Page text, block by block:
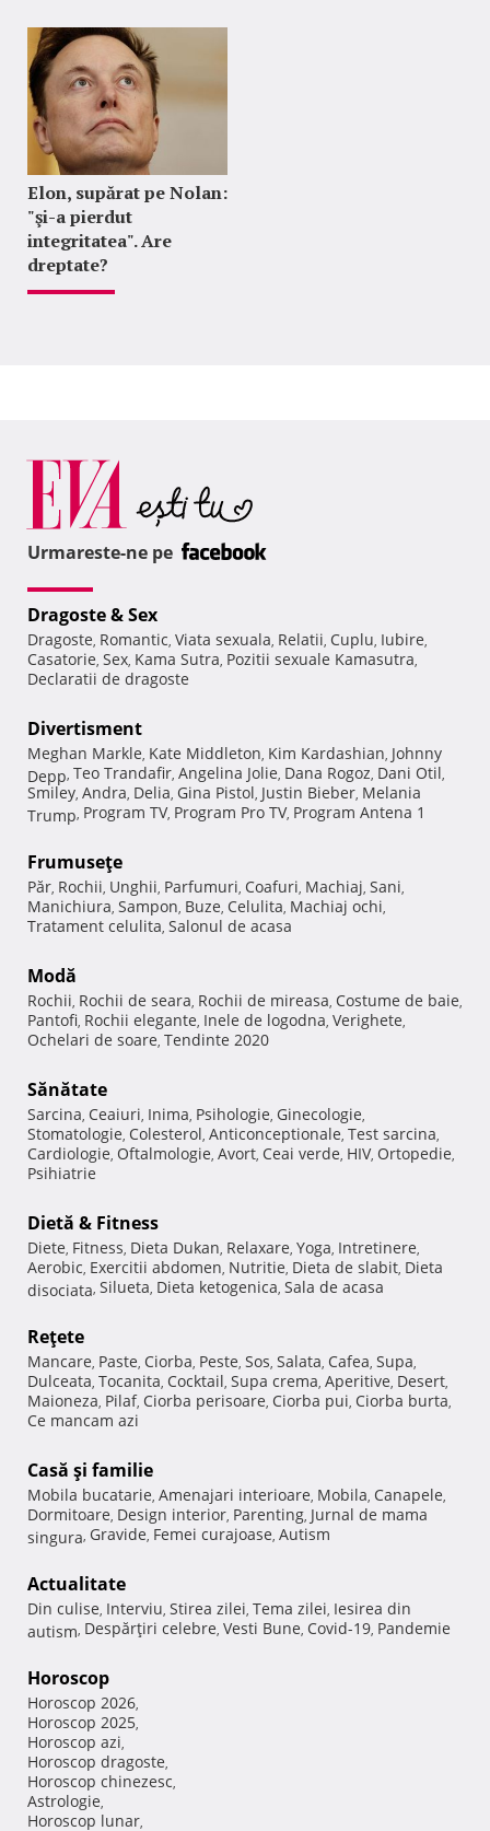
Elon, supărat pe Nolan:
"şi-a pierdut
integritatea". Are
dreptate?
Urmareste-ne pe
Dragoste & Sex
Dragoste, Romantic, Viata sexuala, Relatii, Cuplu, Iubire,
Casatorie, Sex, Kama Sutra, Pozitii sexuale Kamasutra,
Declaratii de dragoste
Divertisment
Meghan Markle, Kate Middleton, Kim Kardashian, Johnny
Depp, Teo Trandafir, Angelina Jolie, Dana Rogoz, Dani Otil,
Smiley, Andra, Delia, Gina Pistol, Justin Bieber, Melania
Trump, Program TV, Program Pro TV, Program Antena 1
Frumuseţe
Păr, Rochii, Unghii, Parfumuri, Coafuri, Machiaj, Sani,
Manichiura, Sampon, Buze, Celulita, Machiaj ochi,
Tratament celulita, Salonul de acasa
Modă
Rochii, Rochii de seara, Rochii de mireasa, Costume de baie,
Pantofi, Rochii elegante, Inele de logodna, Verighete,
Ochelari de soare, Tendinte 2020
Sănătate
Sarcina, Ceaiuri, Inima, Psihologie, Ginecologie,
Stomatologie, Colesterol, Anticonceptionale, Test sarcina,
Cardiologie, Oftalmologie, Avort, Ceai verde, HIV, Ortopedie,
Psihiatrie
Dietă & Fitness
Diete, Fitness, Dieta Dukan, Relaxare, Yoga, Intretinere,
Aerobic, Exercitii abdomen, Nutritie, Dieta de slabit, Dieta
disociata, Silueta, Dieta ketogenica, Sala de acasa
Reţete
Mancare, Paste, Ciorba, Peste, Sos, Salata, Cafea, Supa,
Dulceata, Tocanita, Cocktail, Supa crema, Aperitive, Desert,
Maioneza, Pilaf, Ciorba perisoare, Ciorba pui, Ciorba burta,
Ce mancam azi
Casă şi familie
Mobila bucatarie, Amenajari interioare, Mobila, Canapele,
Dormitoare, Design interior, Parenting, Jurnal de mama
singura, Gravide, Femei curajoase, Autism
Actualitate
Din culise, Interviu, Stirea zilei, Tema zilei, Iesirea din
autism, Despărţiri celebre, Vesti Bune, Covid-19, Pandemie
Horoscop
Horoscop 2026,
Horoscop 2025,
Horoscop azi,
Horoscop dragoste,
Horoscop chinezesc,
Astrologie,
Horoscop lunar,